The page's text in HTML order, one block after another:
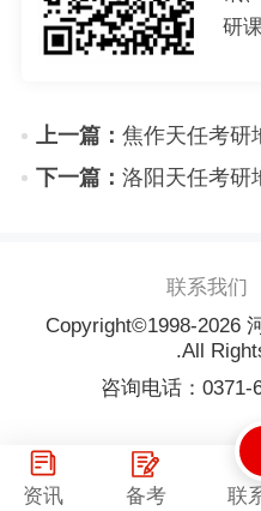
研
上一篇： 焦作天任考研
下一篇： 洛阳天任考研
联系我们
Copyright©1998-2026
.All
咨询电话：0371-
资讯 备考 联